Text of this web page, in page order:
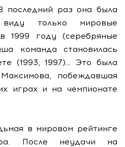
последний раз она была
только мировые
1999 году (серебряные
команда становилась
(1993, 1997)… Это была
побеждавшая
играх и на чемпионате
в мировом рейтинге
После неудачи на